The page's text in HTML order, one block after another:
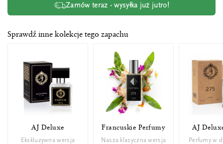
Zamów teraz - wysyłka już jutro!
Sprawdź inne kolekcje tego zapachu
AJ Deluxe
Ekskluzywna wersja
Francuskie Perfumy
Nasza klasyczna wersja
AJ
Perfumy w